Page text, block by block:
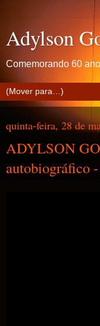
Adylson
Comemorando 60
quinta-feira, 28 de
ADYLSON
autobiográfico